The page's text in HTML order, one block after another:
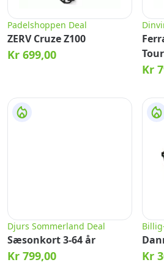
Padelshoppen Deal
ZERV Cruze Z100
Kr 699,00
Kr
Djurs Sommerland Deal
Sæsonkort 3-64 år
Kr 799,00 Kr